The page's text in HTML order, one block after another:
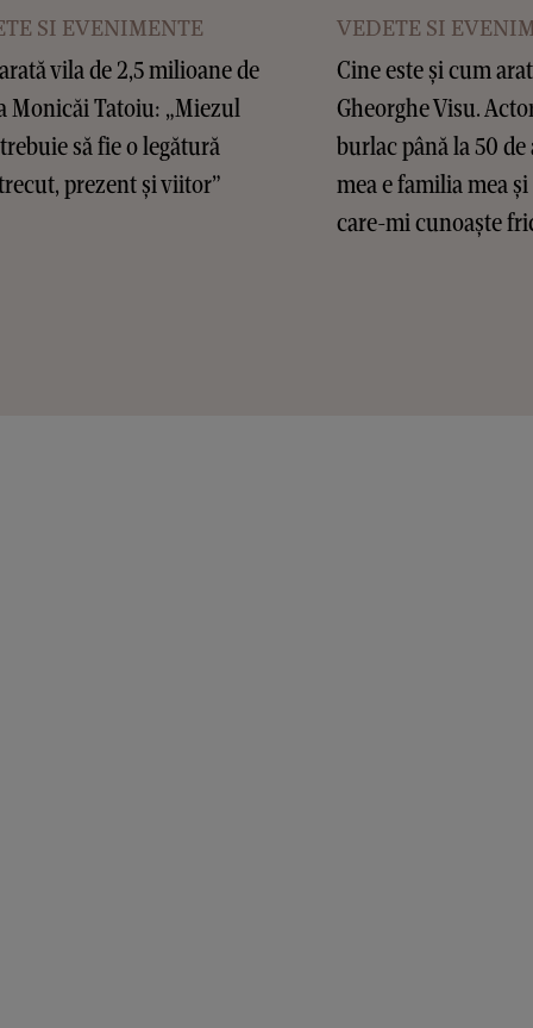
SI EVENIMENTE
vila de 2,5 milioane de
Monicăi Tatoiu: „Miezul
să fie o legătură
prezent și viitor”
VEDETE SI
Cine este și cum
Gheorghe Visu.
burlac până la 50
mea e familia mea
care-mi cunoaște